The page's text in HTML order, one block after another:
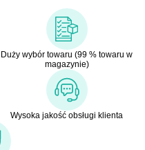
Duży wybór towaru (99 % towaru w
magazynie)
Wysoka jakość obsługi klienta